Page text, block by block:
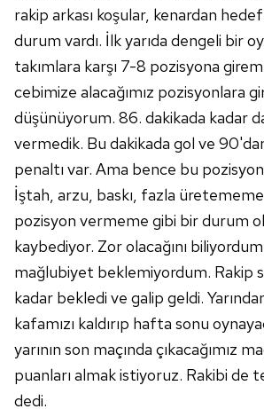
rakip arkası koşular, kenardan
durum vardı. İlk yarıda dengeli bir
takımlara karşı 7-8 pozisyona
cebimize alacağımız pozisyonlara
düşünüyorum. 86. dakikada kadar
vermedik. Bu dakikada gol ve
penaltı var. Ama bence bu
İştah, arzu, baskı, fazla
pozisyon vermeme gibi bir durum
kaybediyor. Zor olacağını
mağlubiyet beklemiyordum. Rakip
kadar bekledi ve galip geldi.
kafamızı kaldırıp hafta sonu
yarının son maçında çıkacağımız
puanları almak istiyoruz. Rakibi de
dedi.